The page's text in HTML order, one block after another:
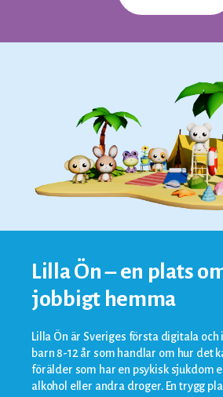
Lilla Ön – en plats
jobbigt hemma
Lilla Ön är Sveriges första digitala
barn 8-12 år som handlar om hur det
förälder som har en psykisk sjukdom
alkohol eller andra droger. En trygg